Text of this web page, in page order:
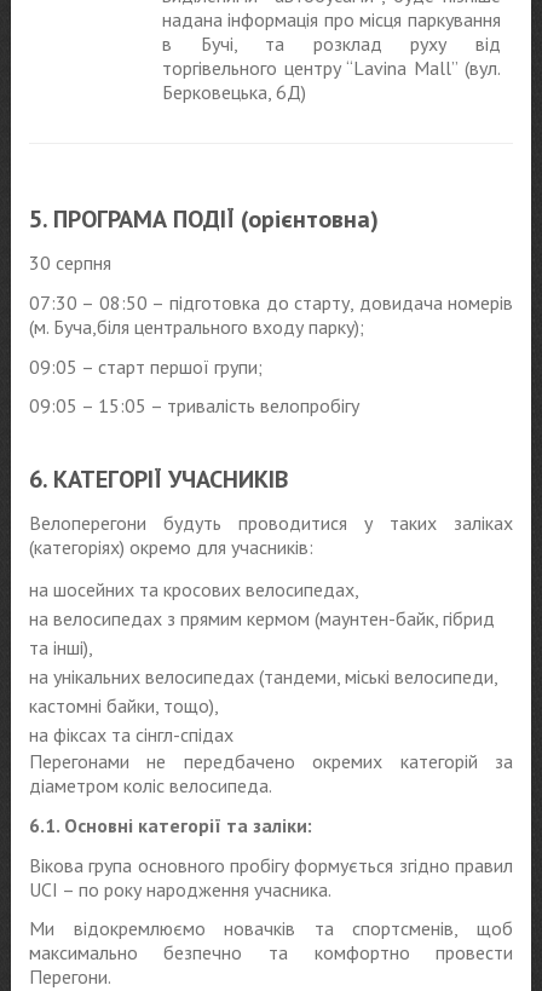
надана інформація про місця паркування
в Бучі, та розклад руху від
торгівельного центру “Lavina Mall” (вул.
Берковецька, 6Д)
5. ПРОГРАМА ПОДІЇ (орієнтовна)
30 серпня
07:30 – 08:50 – підготовка до старту, довидача номерів
(м. Буча,біля центрального входу парку);
09:05 – старт першої групи;
09:05 – 15:05 – тривалість велопробігу
6. КАТЕГОРІЇ УЧАСНИКІВ
Велоперегони будуть проводитися у таких заліках
(категоріях) окремо для учасників:
на шосейних та кросових велосипедах,
на велосипедах з прямим кермом (маунтен-байк, гібрид
та інші),
на унікальних велосипедах (тандеми, міські велосипеди,
кастомні байки, тощо),
на фіксах та сінгл-спідах
Перегонами не передбачено окремих категорій за
діаметром коліс велосипеда.
6.1. Основні категорії та заліки:
Вікова група основного пробігу формується згідно правил
UCI – по року народження учасника.
Ми відокремлюємо новачків та спортсменів, щоб
максимально безпечно та комфортно провести
Перегони.